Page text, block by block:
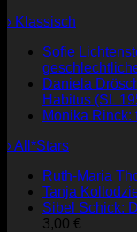
› Klassisch
Sofie
Daniela
Habitus (SL
Monika Rinck:
› All*Stars
Ruth-Maria
Tanja
Sibel Schick:
3,00 €